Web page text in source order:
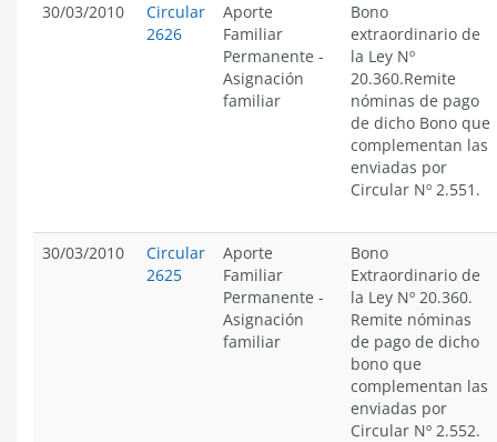
30/03/2010
Circular
2626
Aporte
Familiar
Permanente -
Asignación
familiar
Bono
extraordinario de
la Ley Nº
20.360.Remite
nóminas de pago
de dicho Bono que
complementan las
enviadas por
Circular Nº 2.551.
30/03/2010
Circular
2625
Aporte
Familiar
Permanente -
Asignación
familiar
Bono
Extraordinario de
la Ley Nº 20.360.
Remite nóminas
de pago de dicho
bono que
complementan las
enviadas por
Circular Nº 2.552.